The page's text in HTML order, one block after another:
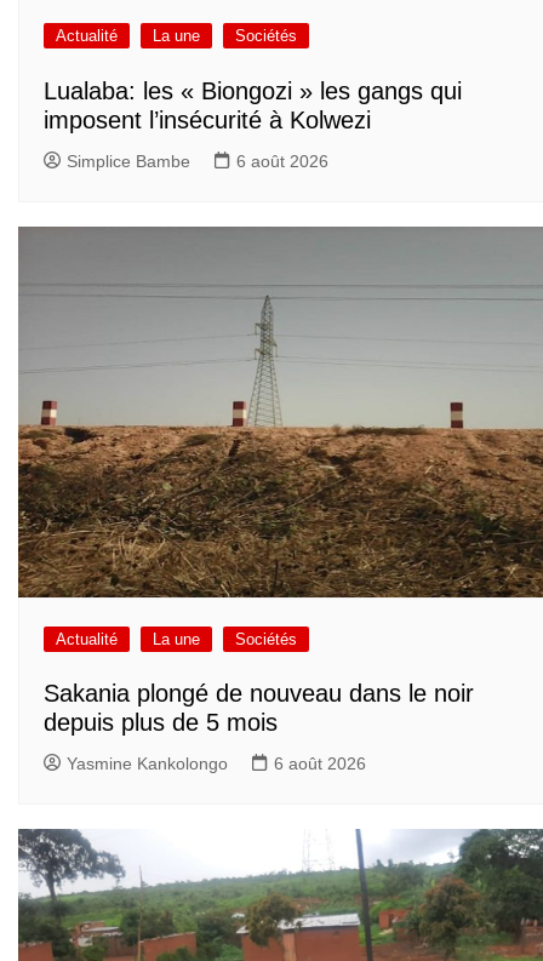
Actualité La une Sociétés
Lualaba: les « Biongozi » les gangs qui
imposent l’insécurité à Kolwezi
Simplice Bambe 6 août 2026
Actualité La une Sociétés
Sakania plongé de nouveau dans le noir
depuis plus de 5 mois
Yasmine Kankolongo 6 août 2026